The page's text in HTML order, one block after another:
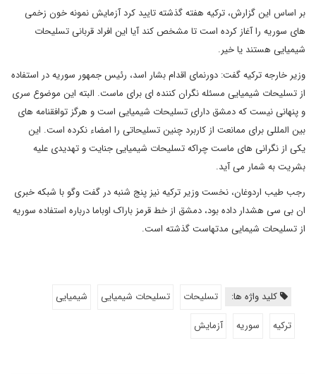
بر اساس این گزارش، ترکیه هفته گذشته تایید کرد آزمایش نمونه خون زخمی
های سوریه را آغاز کرده است تا مشخص کند آیا این افراد قربانی تسلیحات
شیمیایی هستند یا خیر.
وزیر خارجه ترکیه گفت: دورنمای اقدام بشار اسد، رئیس جمهور سوریه در استفاده
از تسلیحات شیمیایی مسئله نگران کننده ای برای ماست. البته این موضوع سری
و پنهانی نیست که دمشق دارای تسلیحات شیمیایی است و هرگز توافقنامه های
بین المللی برای ممانعت از کاربرد چنین تسلیحاتی را امضاء نکرده است. این
یکی از نگرانی های ماست چراکه تسلیحات شیمیایی جنایت و تهدیدی علیه
بشریت به شمار می آید.
رجب طیب اردوغان، نخست وزیر ترکیه نیز پنج شنبه در گفت وگو با شبکه خبری
ان بی سی هشدار داده بود، دمشق از خط قرمز باراک اوباما درباره استفاده سوریه
از تسلیحات شیمایی مدتهاست گذشته است.
کلید واژه ها: تسلیحات تسلیحات شیمیایی
شیمیایی
ترکیه
سوریه آزمایش